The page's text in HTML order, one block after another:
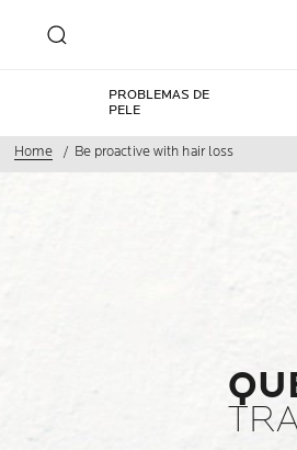
PROBLEMAS DE
PELE
Home Be proactive with hair loss